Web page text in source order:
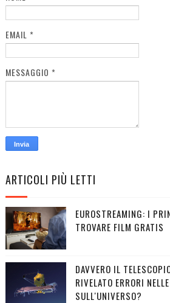
EMAIL *
MESSAGGIO *
ARTICOLI PIÙ LETTI
EUROSTREAMING: I
TROVARE FILM GRATIS
DAVVERO IL
RIVELATO ERRORI
SULL'UNIVERSO?